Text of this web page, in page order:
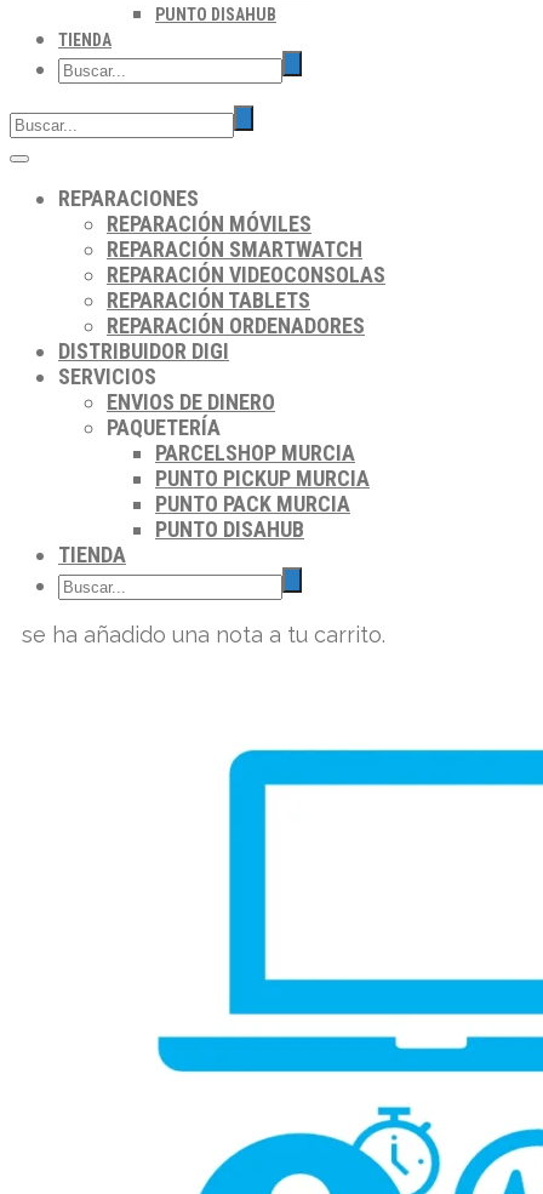
PUNTO DISAHUB
TIENDA
REPARACIONES
REPARACIÓN MÓVILES
REPARACIÓN SMARTWATCH
REPARACIÓN VIDEOCONSOLAS
REPARACIÓN TABLETS
REPARACIÓN ORDENADORES
DISTRIBUIDOR DIGI
SERVICIOS
ENVIOS DE DINERO
PAQUETERÍA
PARCELSHOP MURCIA
PUNTO PICKUP MURCIA
PUNTO PACK MURCIA
PUNTO DISAHUB
TIENDA
se ha añadido una nota a tu carrito.